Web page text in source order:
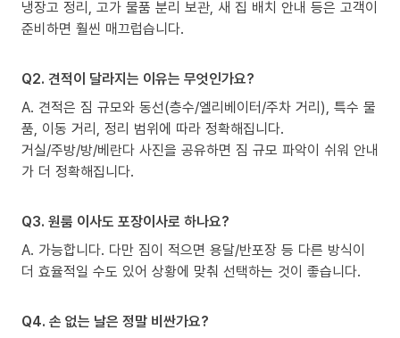
냉장고 정리, 고가 물품 분리 보관, 새 집 배치 안내 등은 고객이
준비하면 훨씬 매끄럽습니다.
Q2. 견적이 달라지는 이유는 무엇인가요?
A. 견적은 짐 규모와 동선(층수/엘리베이터/주차 거리), 특수 물
품, 이동 거리, 정리 범위에 따라 정확해집니다.
거실/주방/방/베란다 사진을 공유하면 짐 규모 파악이 쉬워 안내
가 더 정확해집니다.
Q3. 원룸 이사도 포장이사로 하나요?
A. 가능합니다. 다만 짐이 적으면 용달/반포장 등 다른 방식이
더 효율적일 수도 있어 상황에 맞춰 선택하는 것이 좋습니다.
Q4. 손 없는 날은 정말 비싼가요?